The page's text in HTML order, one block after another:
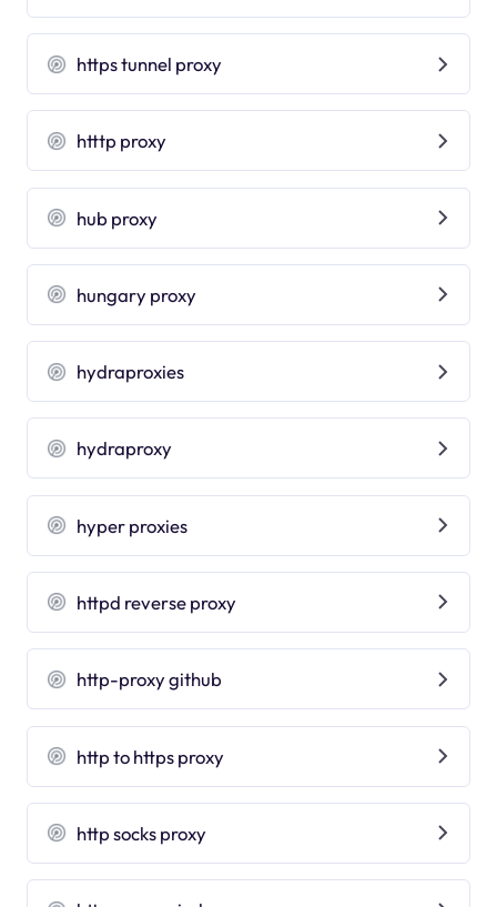
https tunnel proxy
htttp proxy
hub proxy
hungary proxy
hydraproxies
hydraproxy
hyper proxies
httpd reverse proxy
http-proxy github
http to https proxy
http socks proxy